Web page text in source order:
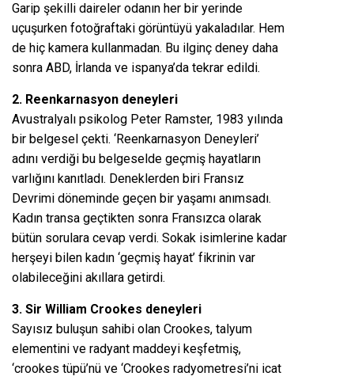
Garip şekilli daireler odanın her bir yerinde
uçuşurken fotoğraftaki görüntüyü yakaladılar. Hem
de hiç kamera kullanmadan. Bu ilginç deney daha
sonra ABD, İrlanda ve ispanya’da tekrar edildi.
2. Reenkarnasyon deneyleri
Avustralyalı psikolog Peter Ramster, 1983 yılında
bir belgesel çekti. ‘Reenkarnasyon Deneyleri’
adını verdiği bu belgeselde geçmiş hayatların
varlığını kanıtladı. Deneklerden biri Fransız
Devrimi döneminde geçen bir yaşamı anımsadı.
Kadın transa geçtikten sonra Fransızca olarak
bütün sorulara cevap verdi. Sokak isimlerine kadar
herşeyi bilen kadın ‘geçmiş hayat’ fikrinin var
olabileceğini akıllara getirdi.
3. Sir William Crookes deneyleri
Sayısız buluşun sahibi olan Crookes, talyum
elementini ve radyant maddeyi keşfetmiş,
‘crookes tüpü’nü ve ‘Crookes radyometresi’ni icat